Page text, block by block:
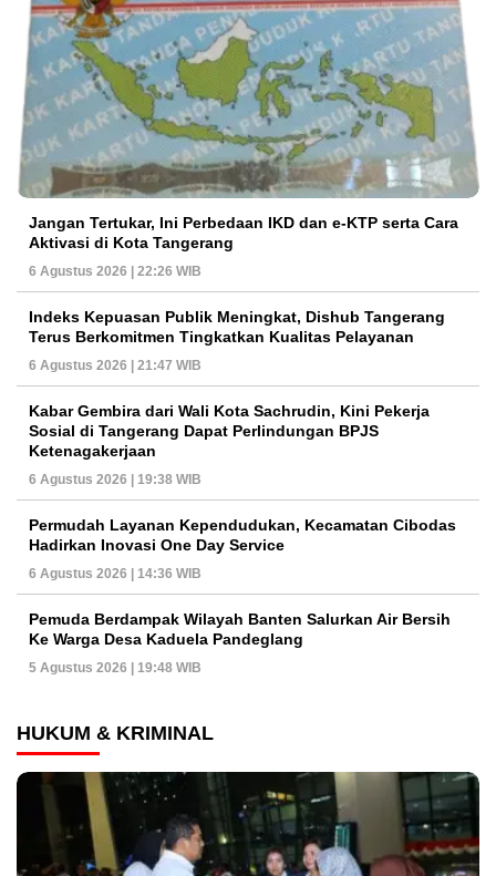
Jangan Tertukar, Ini Perbedaan IKD dan e-KTP serta Cara
Aktivasi di Kota Tangerang
6 Agustus 2026 | 22:26 WIB
Indeks Kepuasan Publik Meningkat, Dishub Tangerang
Terus Berkomitmen Tingkatkan Kualitas Pelayanan
6 Agustus 2026 | 21:47 WIB
Kabar Gembira dari Wali Kota Sachrudin, Kini Pekerja
Sosial di Tangerang Dapat Perlindungan BPJS
Ketenagakerjaan
6 Agustus 2026 | 19:38 WIB
Permudah Layanan Kependudukan, Kecamatan Cibodas
Hadirkan Inovasi One Day Service
6 Agustus 2026 | 14:36 WIB
Pemuda Berdampak Wilayah Banten Salurkan Air Bersih
Ke Warga Desa Kaduela Pandeglang
5 Agustus 2026 | 19:48 WIB
HUKUM & KRIMINAL